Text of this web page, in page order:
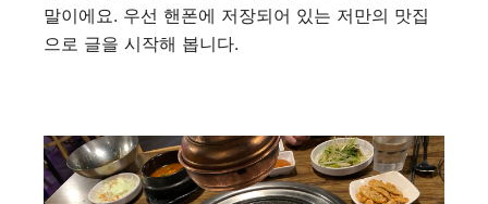
말이에요. 우선 핸폰에 저장되어 있는 저만의 맛집
으로 글을 시작해 봅니다.